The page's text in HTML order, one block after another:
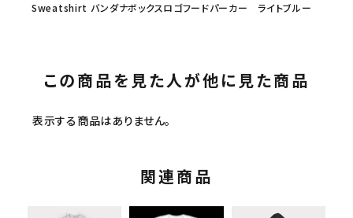
Sweatshirt バンダナボックスロゴフードパーカー ライトブルー
この商品を見た人が他に見た商品
表示する商品はありません。
関連商品